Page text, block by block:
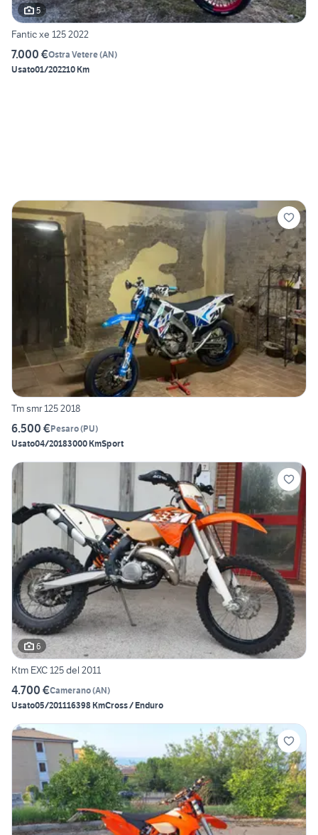
5
Fantic xe 125 2022
7.000 €Ostra Vetere(AN)
Usato01/202210 Km
Tm smr 125 2018
6.500 €Pesaro(PU)
Usato04/20183000 KmSport
6
Ktm EXC 125 del 2011
4.700 €Camerano(AN)
Usato05/201116398 KmCross / Enduro